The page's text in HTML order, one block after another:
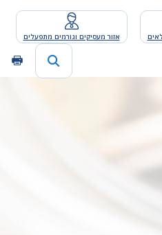
אזור מעסיקים וגורמים מתפעלים